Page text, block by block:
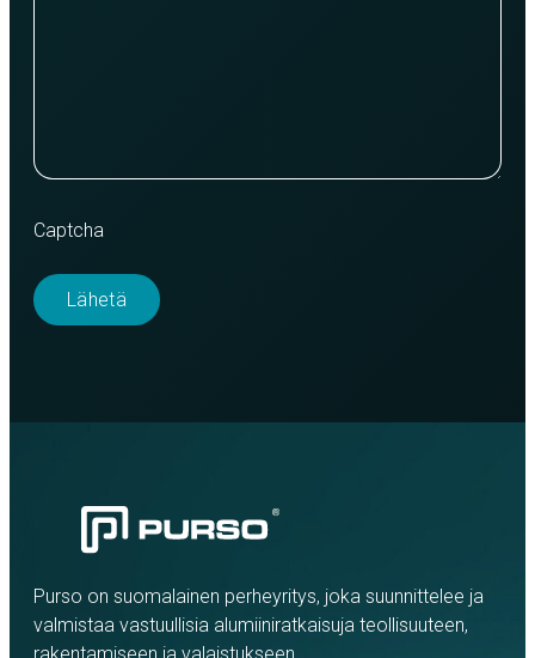
Captcha
Purso on suomalainen perheyritys, joka suunnittelee ja
valmistaa vastuullisia alumiiniratkaisuja teollisuuteen,